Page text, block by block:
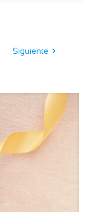
Siguiente